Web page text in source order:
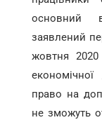
основний
заявлений
жовтня 2020
право на
не зможуть